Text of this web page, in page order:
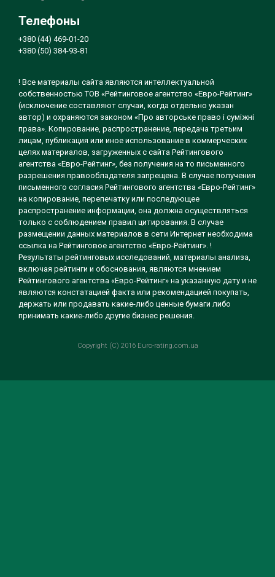
Телефоны
+380 (44) 469-01-20
+380 (50) 384-93-81
! Все материалы сайта являются интеллектуальной
собственностью ТОВ «Рейтинговое агентство «Евро-Рейтинг»
(исключение составляют случаи, когда отдельно указан
автор) и охраняются законом «Про авторське право і суміжні
права». Копирование, распространение, передача третьим
лицам, публикация или иное использование в коммерческих
целях материалов, загруженных с сайта Рейтингового
агентства «Евро-Рейтинг», без получения на то письменного
разрешения правообладателя запрещена. В случае получения
письменного согласия Рейтингового агентства «Евро-Рейтинг»
на копирование, перепечатку или последующее
распространение информации, она должна осуществляться
только с соблюдением правил цитирования. В случае
размещении данных материалов в сети Интернет необходима
ссылка на Рейтинговое агентство «Евро-Рейтинг». !
Результаты рейтинговых исследований, материалы анализа,
включая рейтинги и обоснования, являются мнением
Рейтингового агентства «Евро-Рейтинг» на указанную дату и не
являются констатацией факта или рекомендацией покупать,
держать или продавать какие-либо ценные бумаги либо
принимать какие-либо другие бизнес решения.
Copyright (C) 2016 Euro-rating.com.ua